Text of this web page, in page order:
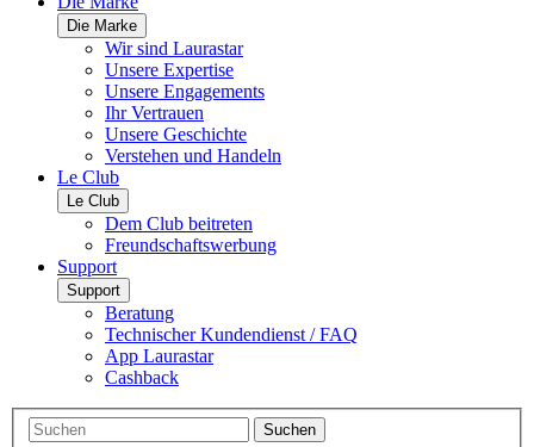
Die Marke
Wir sind Laurastar
Unsere Expertise
Unsere Engagements
Ihr Vertrauen
Unsere Geschichte
Verstehen und Handeln
Le Club
Le Club
Dem Club beitreten
Freundschaftswerbung
Support
Support
Beratung
Technischer Kundendienst / FAQ
App Laurastar
Cashback
Suchen